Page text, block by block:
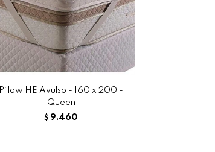
Pillow HE Avulso - 160 x 200 -
Queen
$ 9.460